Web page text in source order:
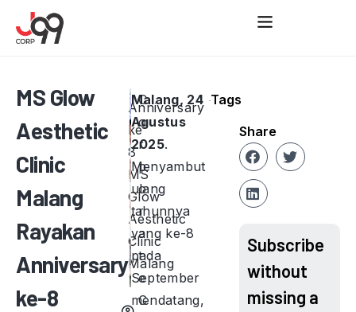
MS Glow
Aesthetic
Clinic
Malang
Rayakan
Anniversary
ke-8
C
o
r
p
o
r
a
t
e
C
Anniversary
ke
8
MS
Glow
Aesthetic
Clinic
Malang
Malang, 24
Agustus
2025.
Menyambut
ulang
tahunnya
yang ke-8
pada
September
mendatang,
Tags
Subscribe
without
missing a
Share